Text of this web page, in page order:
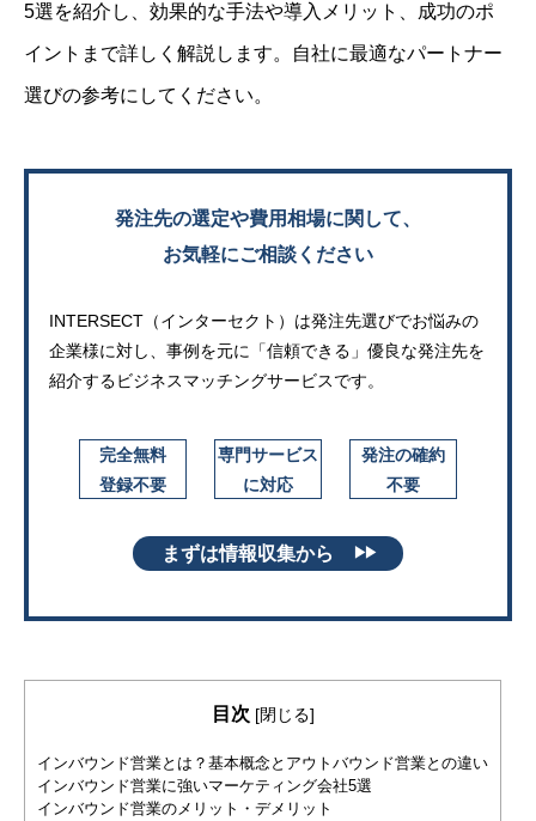
5選を紹介し、効果的な手法や導入メリット、成功のポ
イントまで詳しく解説します。自社に最適なパートナー
選びの参考にしてください。
発注先の選定や費用相場に関して、
お気軽にご相談ください
INTERSECT（インターセクト）は発注先選びでお悩みの
企業様に対し、 事例を元に「信頼できる」優良な発注先を
紹介するビジネスマッチングサービスです。
完全無料
登録不要
専門サービス
に対応
発注の確約
不要
まずは情報収集から ▶▶
目次 [閉じる]
インバウンド営業とは？基本概念とアウトバウンド営業との違い
インバウンド営業に強いマーケティング会社5選
インバウンド営業のメリット・デメリット